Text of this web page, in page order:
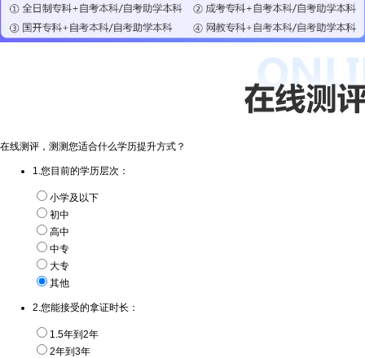
在线测评，测测您适合什么学历提升方式？
1.您目前的学历层次：
小学及以下
初中
高中
中专
大专
其他
2.您能接受的拿证时长：
1.5年到2年
2年到3年